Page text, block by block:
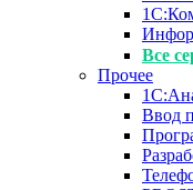
Все
Прочее
Ввод